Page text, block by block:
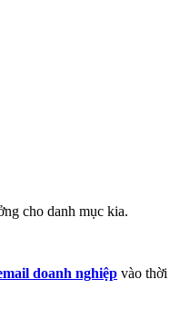
cho danh mục kia.
doanh nghiệp vào thời